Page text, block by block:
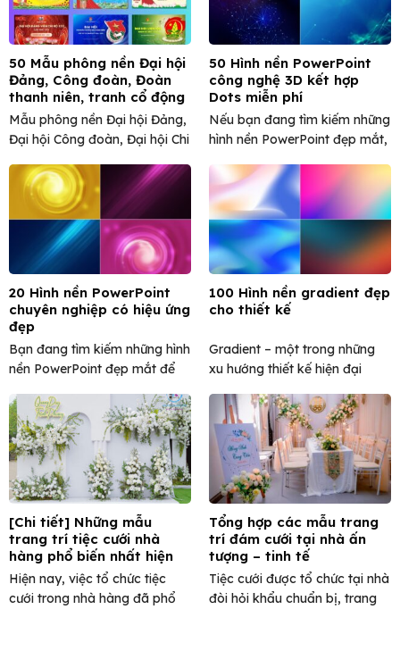
50 Mẫu phông nền Đại hội
Đảng, Công đoàn, Đoàn
thanh niên, tranh cổ động
đẹp
Mẫu phông nền Đại hội Đảng,
Đại hội Công đoàn, Đại hội Chi
50 Hình nền PowerPoint
công nghệ 3D kết hợp
Dots miễn phí
Nếu bạn đang tìm kiếm những
hình nền PowerPoint đẹp mắt,
20 Hình nền PowerPoint
chuyên nghiệp có hiệu ứng
đẹp
Bạn đang tìm kiếm những hình
nền PowerPoint đẹp mắt để
100 Hình nền gradient đẹp
cho thiết kế
Gradient – một trong những
xu hướng thiết kế hiện đại
[Chi tiết] Những mẫu
trang trí tiệc cưới nhà
hàng phổ biến nhất hiện
nay
Hiện nay, việc tổ chức tiệc
cưới trong nhà hàng đã phổ
Tổng hợp các mẫu trang
trí đám cưới tại nhà ấn
tượng – tinh tế
Tiệc cưới được tổ chức tại nhà
đòi hỏi khẩu chuẩn bị, trang